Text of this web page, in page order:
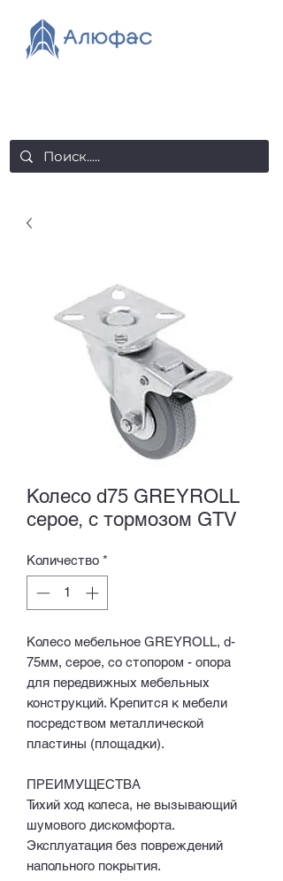
Колесо d75 GREYROLL
серое, с тормозом GTV
Количество *
Колесо мебельное GREYROLL, d-
75мм, серое, со стопором - опора
для передвижных мебельных
конструкций. Крепится к мебели
посредством металлической
пластины (площадки).
ПРЕИМУЩЕСТВА
Тихий ход колеса, не вызывающий
шумового дискомфорта.
Эксплуатация без повреждений
напольного покрытия.